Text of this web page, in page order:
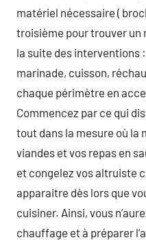
matériel nécessaire (
troisième pour trouver
la suite des interventions
marinade, cuisson,
chaque périmètre en
Commencez par ce qui
tout dans la mesure où la
viandes et vos repas en
et congelez vos altruiste
apparaitre dès lors que
cuisiner. Ainsi, vous
chauffage et à préparer